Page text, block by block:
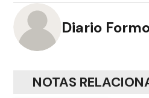
Diario
NOTAS